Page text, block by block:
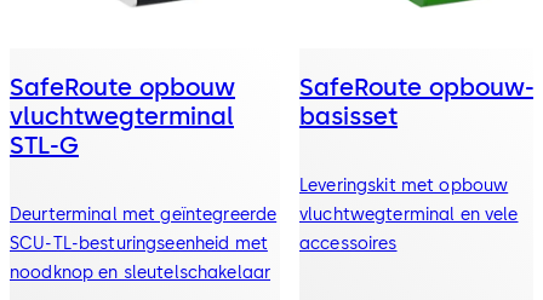
SafeRoute opbouw
vluchtwegterminal
STL-G
Deurterminal met geïntegreerde
SCU-TL-besturingseenheid met
noodknop en sleutelschakelaar
SafeRoute opbouw-
basisset
Leveringskit met opbouw
vluchtwegterminal en vele
accessoires